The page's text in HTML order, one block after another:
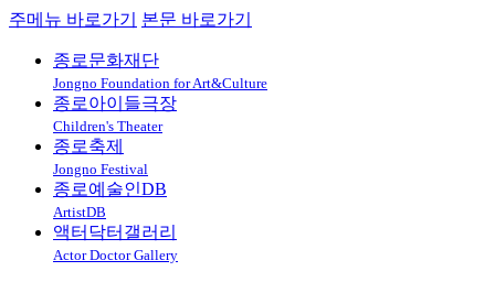
주메뉴 바로가기 본문 바로가기
종로문화재단
Jongno Foundation for Art&Culture
종로아이들극장
Children's Theater
종로축제
Jongno Festival
종로예술인DB
ArtistDB
액터닥터갤러리
Actor Doctor Gallery